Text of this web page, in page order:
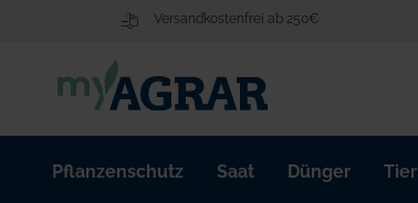
Versandkostenfrei ab 250€
Pflanzenschutz Saat Dünger